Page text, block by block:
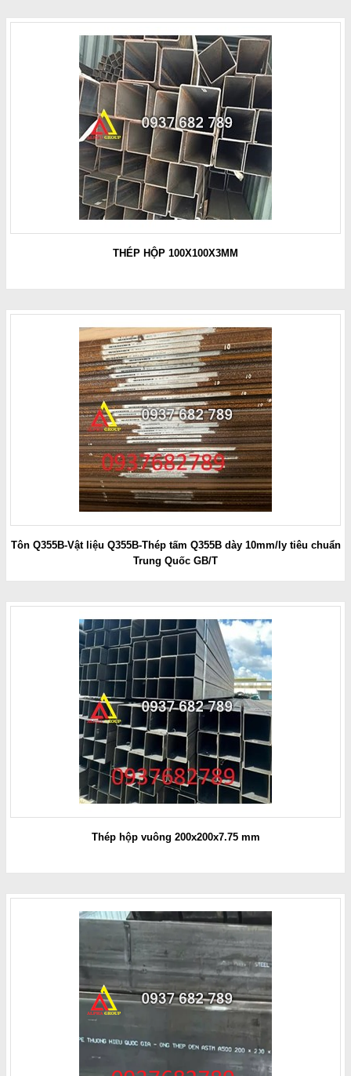
THÉP HỘP 100X100X3MM
Tôn Q355B-Vật liệu Q355B-Thép tấm Q355B dày 10mm/ly tiêu chuẩn
Trung Quốc GB/T
Thép hộp vuông 200x200x7.75 mm